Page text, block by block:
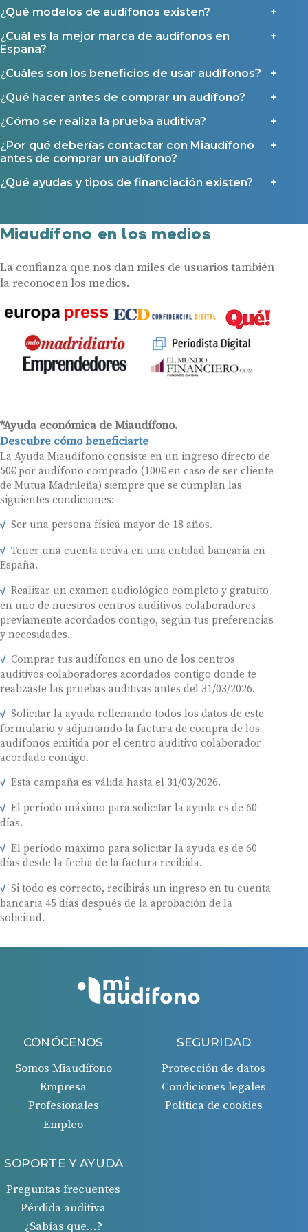
¿Qué modelos de audífonos existen?
¿Cuál es la mejor marca de audífonos en
España?
¿Cuáles son los beneficios de usar audífonos?
¿Qué hacer antes de comprar un audífono?
¿Cómo se realiza la prueba auditiva?
¿Por qué deberías contactar con Miaudífono
antes de comprar un audífono?
¿Qué ayudas y tipos de financiación existen?
Miaudífono en los medios
La confianza que nos dan miles de usuarios también
la reconocen los medios.
*Ayuda económica de Miaudífono.
Descubre cómo beneficiarte
La Ayuda Miaudífono consiste en un ingreso directo de
50€ por audífono comprado (100€ en caso de ser cliente
de Mutua Madrileña) siempre que se cumplan las
siguientes condiciones:
Ser una persona física mayor de 18 años.
Tener una cuenta activa en una entidad bancaria en
España.
Realizar un examen audiológico completo y gratuito
en uno de nuestros centros auditivos colaboradores
previamente acordados contigo, según tus preferencias
y necesidades.
Comprar tus audífonos en uno de los centros
auditivos colaboradores acordados contigo donde te
realizaste las pruebas auditivas antes del 31/03/2026.
Solicitar la ayuda rellenando todos los datos de este
formulario y adjuntando la factura de compra de los
audífonos emitida por el centro auditivo colaborador
acordado contigo.
Esta campaña es válida hasta el 31/03/2026.
El período máximo para solicitar la ayuda es de 60
días.
El período máximo para solicitar la ayuda es de 60
días desde la fecha de la factura recibida.
Si todo es correcto, recibirás un ingreso en tu cuenta
bancaria 45 días después de la aprobación de la
solicitud.
CONÓCENOS
Somos Miaudífono
Empresa
Profesionales
Empleo
SEGURIDAD
Protección de datos
Condiciones legales
Política de cookies
SOPORTE Y AYUDA
Preguntas frecuentes
Pérdida auditiva
¿Sabías que…?
Ayuda Miaudífono hasta 200€*
Ayudas para audífonos en Castilla-La Mancha
Ayudas y subvenciones en La Rioja
Ayudas para audífonos en Galicia
Ayudas y subvenciones en Asturias
Contacto